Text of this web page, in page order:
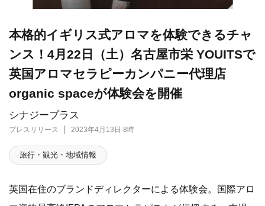
シナジープラス
プレスリリース 2023年4月13日 8時
本格的イギリス式アロマを体験できるチャ
ンス！4月22日（土）名古屋市栄 YOUITSで
英国アロマセラピーカンパニー代理店
organic spaceが体験会を開催
旅行・観光・地域情報
英国在住のブランドディレクターによる体験会。国際アロ